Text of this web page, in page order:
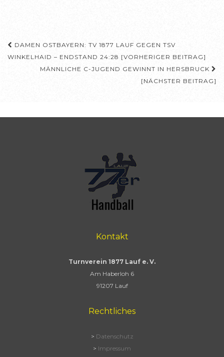
Beitragsnavigation
DAMEN OSTBAYERN: TV 1877 LAUF GEGEN TSV
WINKELHAID – ENDSTAND 24:28 [VORHERIGER BEITRAG]
MÄNNLICHE C-JUGEND GEWINNT IN HERSBRUCK
[NÄCHSTER BEITRAG]
Kontakt
Turnverein 1877 Lauf e. V.
Am Haberloh 6
91207 Lauf
Rechtliches
> Datenschutz
> Impressum